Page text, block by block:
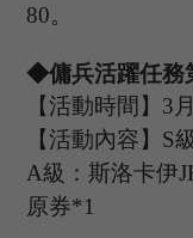
80。
◆傭兵活躍任務
【活動時間】 3月
【活動內容】 S
A級：斯洛卡伊J
原券*1